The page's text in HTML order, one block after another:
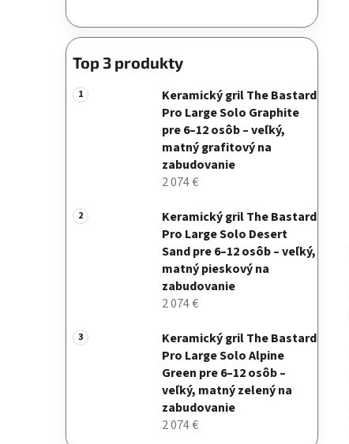
Top 3 produkty
Keramický gril The Bastard
Pro Large Solo Graphite
pre 6–12 osôb – veľký,
matný grafitový na
zabudovanie
2 074 €
Keramický gril The Bastard
Pro Large Solo Desert
Sand pre 6–12 osôb – veľký,
matný pieskový na
zabudovanie
2 074 €
Keramický gril The Bastard
Pro Large Solo Alpine
Green pre 6–12 osôb –
veľký, matný zelený na
zabudovanie
2 074 €